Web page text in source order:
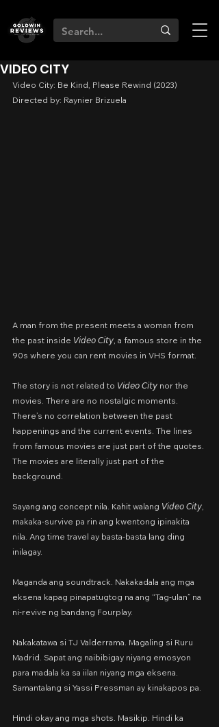
VIDEO CITY
Video City: Be Kind, Please Rewind (2023)
Directed by: Raynier Brizuela
A man from the present meets a woman from
the past inside 𝘝𝘪𝘥𝘦𝘰 𝘊𝘪𝘵𝘺, a famous store in the
90s where you can rent movies in VHS format.
The story is not related to 𝘝𝘪𝘥𝘦𝘰 𝘊𝘪𝘵𝘺 nor the
movies. There are no nostalgic moments.
There’s no correlation between the past
happenings and the current events. The lines
from famous movies are just part of the quotes.
The movies are literally just part of the
background.
Sayang ang concept nila. Kahit walang 𝘝𝘪𝘥𝘦𝘰 𝘊𝘪𝘵𝘺,
makaka-survive pa rin ang kwentong ipinakita
nila. Ang time travel ay basta-basta lang ding
inilagay.
Maganda ang soundtrack. Nakakadala ang mga
eksena kapag pinapatugtog na ang “Tag-ulan” na
ni-revive ng bandang Fourplay.
Nakakatawa si TJ Valderrama. Magaling si Ruru
Madrid. Sapat ang naibibigay niyang emosyon
para madala ka sa iilan niyang mga eksena.
Samantalang si Yassi Pressman ay kinakapos pa.
Hindi okay ang mga shots. Masikip. Hindi ka